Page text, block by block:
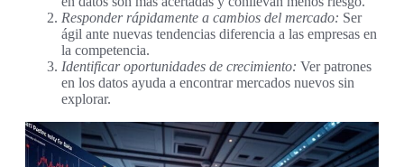
Responder rápidamente a cambios del mercado: Ser
ágil ante nuevas tendencias diferencia a las empresas en
la competencia.
Identificar oportunidades de crecimiento: Ver patrones
en los datos ayuda a encontrar mercados nuevos sin
explorar.